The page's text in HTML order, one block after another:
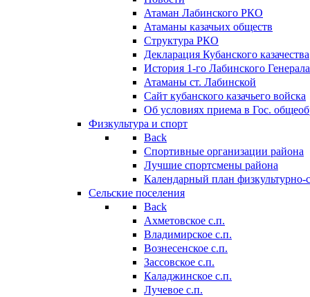
Атаман Лабинского РКО
Атаманы казачьих обществ
Структура РКО
Декларация Кубанского казачества
История 1-го Лабинского
Атаманы ст. Лабинской
Cайт кубанского казачьего войска
Об условиях приема в Гос.
Физкультура и спорт
Back
Спортивные организации района
Лучшие спортсмены района
Календарный план
Сельские поселения
Back
Ахметовское с.п.
Владимирское с.п.
Вознесенское с.п.
Зассовское с.п.
Каладжинское с.п.
Лучевое с.п.